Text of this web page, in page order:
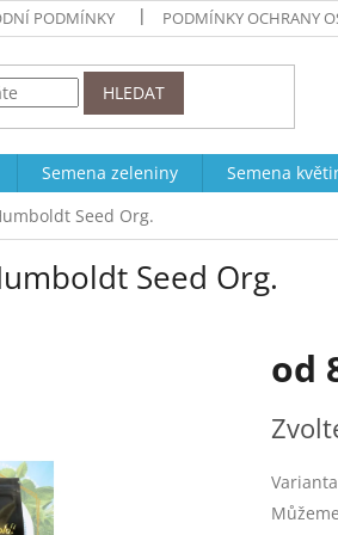
PODMÍNKY PODMÍNKY OCHRANY
HLEDAT
Semena zeleniny Semena
Seed Org.
Seed Org.
od
cena:
Varianta